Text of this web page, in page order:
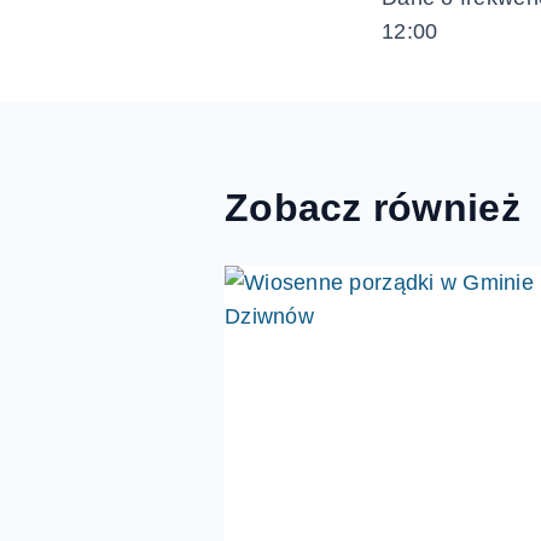
wpisu
12:00
Zobacz również